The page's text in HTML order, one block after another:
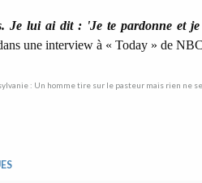
Je lui ai dit : 'Je te pardonne et
une interview à « Today » de